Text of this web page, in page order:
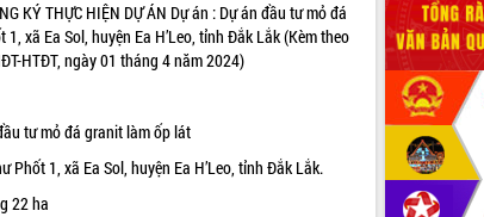
KÝ THỰC HIỆN DỰ ÁN Dự án : Dự án đầu tư mỏ đá
xã Ea Sol, huyện Ea H’Leo, tỉnh Đắk Lắk (Kèm theo
HTĐT, ngày 01 tháng 4 năm 2024)
tư mỏ đá granit làm ốp lát
Phốt 1, xã Ea Sol, huyện Ea H’Leo, tỉnh Đắk Lắk.
22 ha